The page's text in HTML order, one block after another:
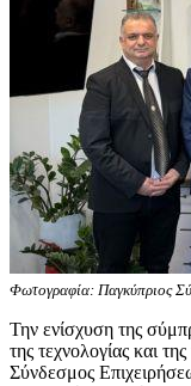
Φωτογραφία: Παγκύπριος
Την ενίσχυση της
της τεχνολογίας και
Σύνδεσμος